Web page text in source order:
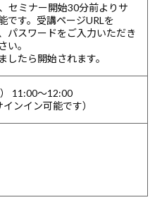
セミナー開始30分前よりサ
です。受講ページURLを
パスワードをご入力いただき
い。
したら開始されます。
11:00～12:00
インイン可能です）